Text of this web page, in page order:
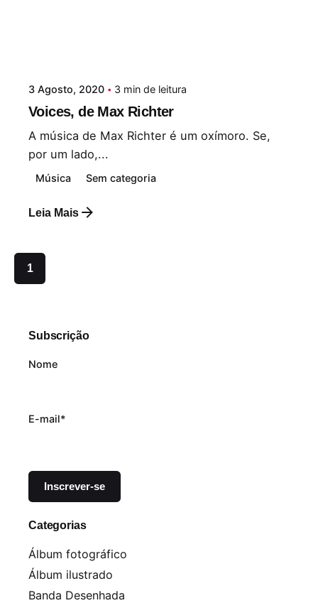
3 Agosto, 2020 3 min de leitura
Voices, de Max Richter
A música de Max Richter é um oxímoro. Se,
por um lado,...
Música Sem categoria
Leia Mais
1
Subscrição
Nome
E-mail*
Categorias
Álbum fotográfico
Álbum ilustrado
Banda Desenhada